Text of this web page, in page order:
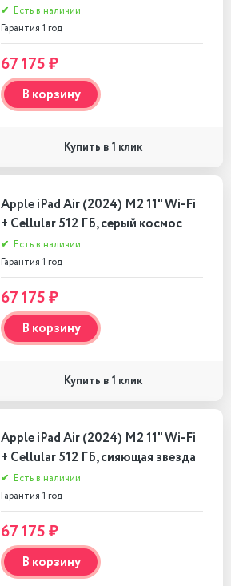
✔ Есть в наличии
Гарантия 1 год
67 175 ₽
В корзину
Купить в 1 клик
Apple iPad Air (2024) M2 11" Wi-Fi
+ Cellular 512 ГБ, серый космос
✔ Есть в наличии
Гарантия 1 год
67 175 ₽
В корзину
Купить в 1 клик
Apple iPad Air (2024) M2 11" Wi-Fi
+ Cellular 512 ГБ, сияющая звезда
✔ Есть в наличии
Гарантия 1 год
67 175 ₽
В корзину